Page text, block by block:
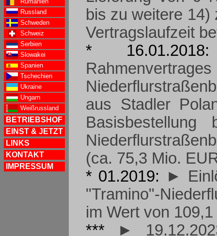
Russland
Schweden
Schweiz
Serbien
Slowakei
Spanien
Tschechien
Ukraine
Ungarn
Weißrussland
BETRIEBSHOF
EINST & JETZT
LINKS
KONTAKT
IMPRESSUM
bis zu weitere
Vertragslaufzeit
*
aus Stadler
(ca. 75,3 Mio.
* 01.2019: ►
"Tramino"-
im Wert von
***
►